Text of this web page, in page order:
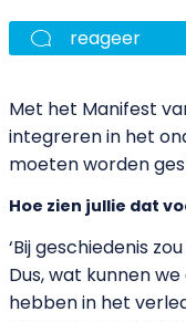
reageer
Met het Manifest
integreren in het
moeten worden
Hoe zien jullie dat
‘Bij geschiedenis
Dus, wat kunnen
hebben in het